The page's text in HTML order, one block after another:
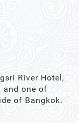
River Hotel,
and one of
of Bangkok.